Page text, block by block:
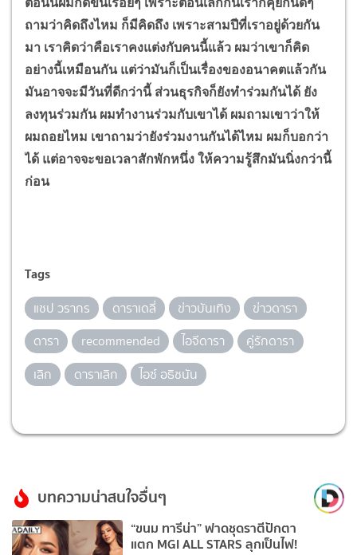
ถามว่าคิดถึงไหม ก็มีคิดถึง เพราะสามปีที่เราอยู่ด้วยกัน
มา เราคิดว่าคือเราคงแต่งกับคนนี้แล้ว ผมว่าเขาก็คิด
อย่างนี้เหมือนกัน แต่ว่ามันก็เป็นเรื่องของอนาคตแล้วกัน
มันอาจจะมีวันที่ดีกว่านี้ ส่วนธุรกิจก็ยังทำร่วมกันได้ ยัง
ลงทุนร่วมกัน ผมทำงานร่วมกับเขาได้ ผมถามเขาว่าให้
ผมถอยไหม เขาถามว่ายังร่วมงานกันได้ไหม ผมก็บอกว่า
ได้ แต่อาจจะขอเวลาสักพักหนึ่ง ให้ความรู้สึกมันนิ่งกว่านี้
ก่อน
Tags
แชป วรากร ดาราเดลี่ ข่าวบันเทิง
ข่าวดารา
ดารา
recommended ไอจีดารา
คู่รักดารา
เลิก
ดาราเลิก ไอซ์ อธิชนัน
บทความน่าสนใจอื่นๆ
“ขนม ทารีน่า” ฟาดชุดราตีปักตา
แตก MGI ALL STARS ลุกเป็นไฟ!